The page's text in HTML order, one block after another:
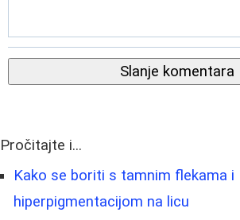
Slanje komentara
Pročitajte i...
Kako se boriti s tamnim flekama i
hiperpigmentacijom na licu